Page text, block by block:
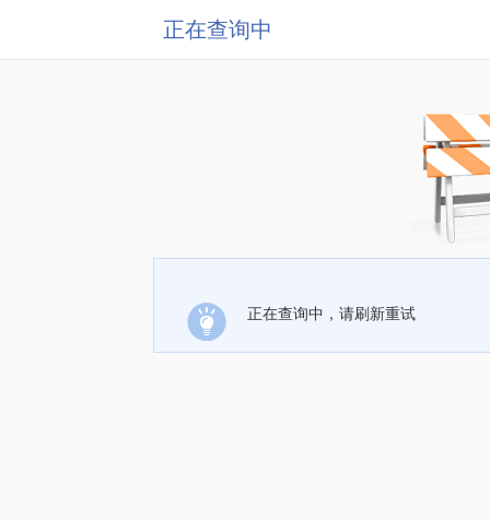
正在查询中
正在查询中，请刷新重试